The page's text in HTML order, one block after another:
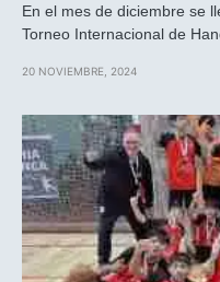
En el mes de diciembre se
Torneo Internacional de
20 NOVIEMBRE, 2024